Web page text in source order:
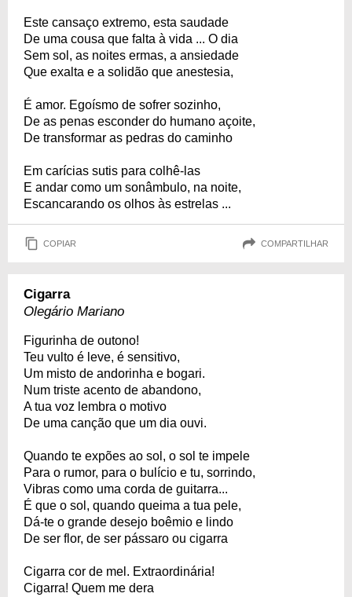
Este cansaço extremo, esta saudade
De uma cousa que falta à vida ... O dia
Sem sol, as noites ermas, a ansiedade
Que exalta e a solidão que anestesia,
É amor. Egoísmo de sofrer sozinho,
De as penas esconder do humano açoite,
De transformar as pedras do caminho
Em carícias sutis para colhê-las
E andar como um sonâmbulo, na noite,
Escancarando os olhos às estrelas ...
COPIAR COMPARTILHAR
Cigarra
Olegário Mariano
Figurinha de outono!
Teu vulto é leve, é sensitivo,
Um misto de andorinha e bogari.
Num triste acento de abandono,
A tua voz lembra o motivo
De uma canção que um dia ouvi.
Quando te expões ao sol, o sol te impele
Para o rumor, para o bulício e tu, sorrindo,
Vibras como uma corda de guitarra...
É que o sol, quando queima a tua pele,
Dá-te o grande desejo boêmio e lindo
De ser flor, de ser pássaro ou cigarra
Cigarra cor de mel. Extraordinária!
Cigarra! Quem me dera